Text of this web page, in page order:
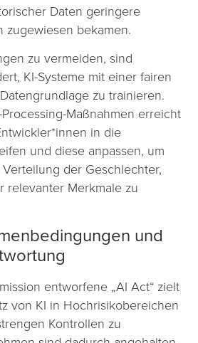
Daten geringere
zugewiesen bekamen.
zu vermeiden, sind
KI-Systeme mit einer fairen
zu trainieren.
Maßnahmen erreicht
in die
und diese anpassen, um
der Geschlechter,
relevanter Merkmale zu
und
entworfene „AI Act“ zielt
von KI in Hochrisikobereichen
Kontrollen zu